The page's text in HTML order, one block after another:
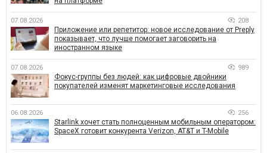
07.08.2026 208
Приложение или репетитор: новое исследование от Preply
показывает, что лучше помогает заговорить на
иностранном языке
07.08.2026 989
Фокус-группы без людей: как цифровые двойники
покупателей изменят маркетинговые исследования
06.08.2026 256
Starlink хочет стать полноценным мобильным оператором:
SpaceX готовит конкурента Verizon, AT&T и T-Mobile